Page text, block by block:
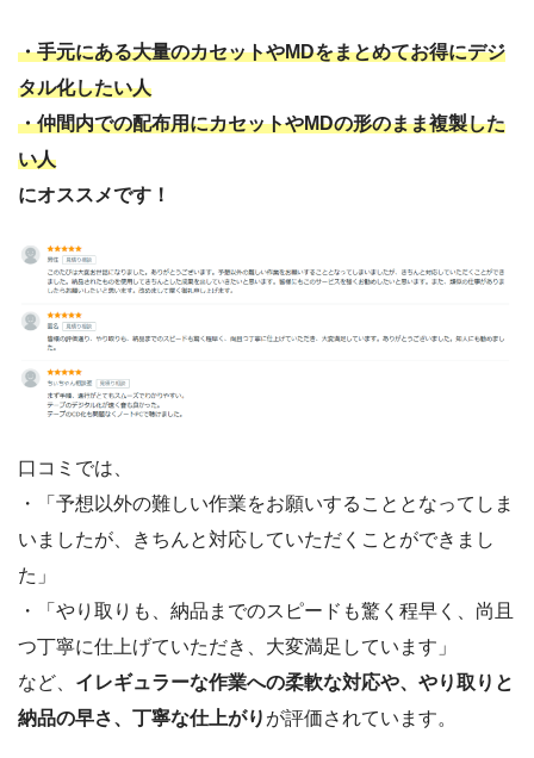
・手元にある大量のカセットやMDをまとめてお得にデジ
タル化したい人
・仲間内での配布用にカセットやMDの形のまま複製した
い人
にオススメです！
口コミでは、
・「予想以外の難しい作業をお願いすることとなってしま
いましたが、きちんと対応していただくことができまし
た」
・「やり取りも、納品までのスピードも驚く程早く、尚且
つ丁寧に仕上げていただき、大変満足しています」
など、 イレギュラーな作業への柔軟な対応や、やり取りと
納品の早さ、丁寧な仕上がり が評価されています。